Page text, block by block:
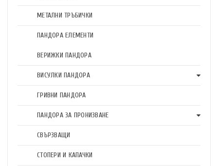
МЕТАЛНИ ТРЪБИЧКИ
ПАНДОРА ЕЛЕМЕНТИ
ВЕРИЖКИ ПАНДОРА
ВИСУЛКИ ПАНДОРА
ГРИВНИ ПАНДОРА
ПАНДОРА ЗА ПРОНИЗВАНЕ
СВЪРЗВАЩИ
СТОПЕРИ И КАПАЧКИ